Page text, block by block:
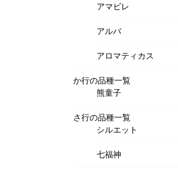
アマビレ
アルバ
アロマティカス
か行の品種一覧
熊童子
さ行の品種一覧
シルエット
七福神